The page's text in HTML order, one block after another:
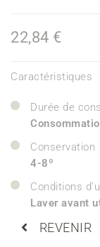
22,84 €
Caractéristiques
Durée de
Conservation
4-8º
Conditions
Laver avant
REVENIR